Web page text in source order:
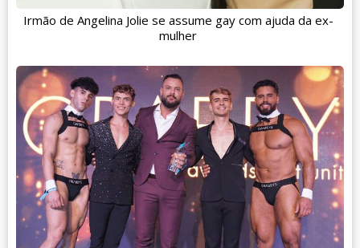
Irmão de Angelina Jolie se assume gay com ajuda da ex-
mulher